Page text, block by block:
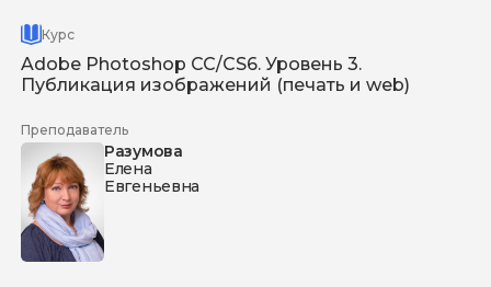
Курс
Adobe Photoshop СС/CS6. Уровень 3.
Публикация изображений (печать и web)
Преподаватель
Разумова
Елена
Евгеньевна